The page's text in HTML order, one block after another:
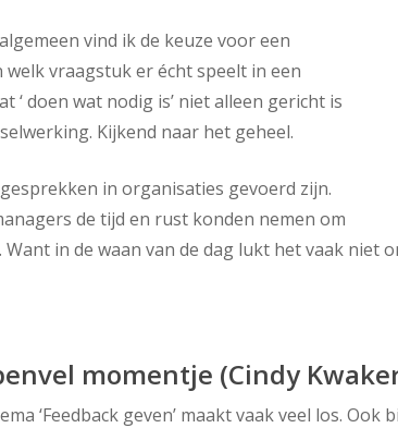
vind ik de keuze voor een
vraagstuk er écht speelt in een
‘ doen wat nodig is’ niet alleen gericht is
Kijkend naar het geheel.
in organisaties gevoerd zijn.
de tijd en rust konden nemen om
in de waan van de dag lukt het vaak niet
momentje (Cindy
‘Feedback geven’ maakt vaak veel los.